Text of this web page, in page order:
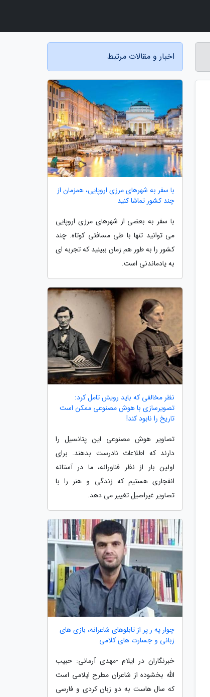
اخبار و مقالات مرتبط
با سفر به شهرهای مرزی اروپایی، همزمان از
چند کشور تماشا کنید
با سفر به بعضی از شهرهای مرزی اروپایی
می توانید تنها با طی مسافتی کوتاه. چند
کشور را به طور هم زمان ببینید که تجربه ای
به یادماندنی است.
نظر مخالفی که باید رویش تامل کرد:
تصویرسازی با هوش مصنوعی ممکن است
تاریخ را نابود کند!
تصاویر هوش مصنوعی این پتانسیل را
دارند که اطلاعات نادرست بدهند. برای
اولین بار از نظر فناورانه، ما در آستانه
انفجاری هستیم که زندگی و هنر را با
تصاویر غیراصیل تغییر می دهد.
چوار په ر پر از تابلوهای شاعرانه، بازی های
زبانی و جسارت های کلامی
خبرنگاران در ایلام -مهدی آرمانی: حبیب
الله بخشوده از شاعران مطرح ایلامی است
که سال هاست به دو زبان کردی و فارسی